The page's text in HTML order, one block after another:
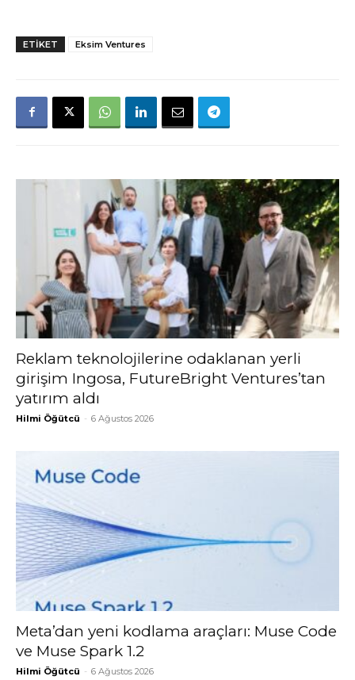
ETIKET Eksim Ventures
Reklam teknolojilerine odaklanan yerli
girişim Ingosa, FutureBright Ventures’tan
yatırım aldı
Hilmi Öğütcü - 6 Ağustos 2026
Meta’dan yeni kodlama araçları: Muse Code
ve Muse Spark 1.2
Hilmi Öğütcü - 6 Ağustos 2026